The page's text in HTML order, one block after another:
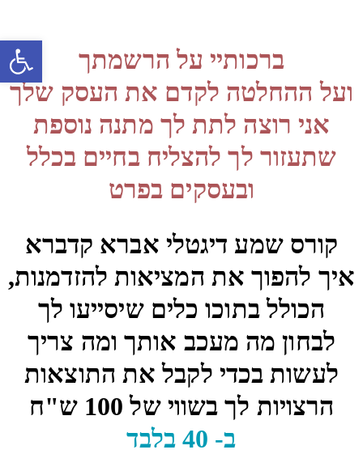
ברכותיי על הרשמתך
ועל ההחלטה לקדם את העסק שלך
אני רוצה לתת לך מתנה נוספת
שתעזור לך להצליח בחיים בכלל
ובעסקים בפרט
קורס שמע דיגטלי אברא קדברא
איך להפוך את המציאות להזדמנות,
הכולל בתוכו כלים שיסייעו לך
לבחון מה מעכב אותך ומה צריך
לעשות בכדי לקבל את התוצאות
הרצויות לך בשווי של 100 ש"ח
ב- 40 בלבד
פתח